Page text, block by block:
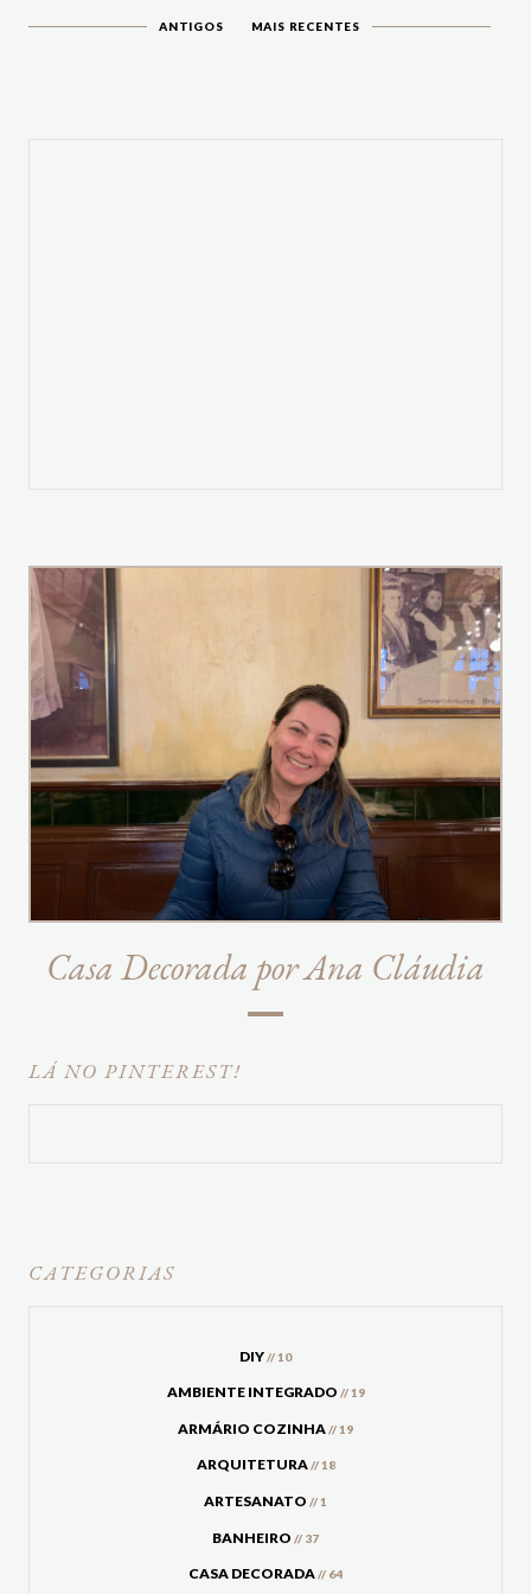
ANTIGOS MAIS RECENTES
Casa Decorada por Ana Cláudia
LÁ NO PINTEREST!
CATEGORIAS
DIY// 10
AMBIENTE INTEGRADO // 19
ARMÁRIO COZINHA// 19
ARQUITETURA// 18
ARTESANATO // 1
BANHEIRO // 37
CASA DECORADA// 64